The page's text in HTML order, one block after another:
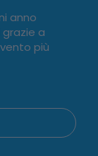
anno
a
più